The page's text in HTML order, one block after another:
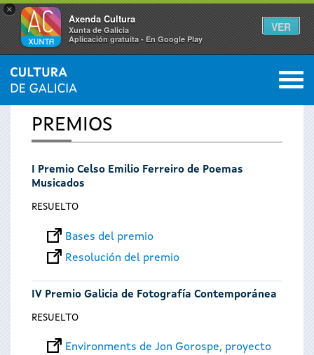
×
Axenda Cultura
Xunta de Galicia
Aplicación gratuíta - En Google Play
VER
Se
encuentra
usted
aquí
INICIO 0
PREMIOS
I Premio Celso Emilio Ferreiro de Poemas
Musicados
RESUELTO
Bases del premio
Resolución del premio
IV Premio Galicia de Fotografía Contemporánea
RESUELTO
Environments de Jon Gorospe, proyecto